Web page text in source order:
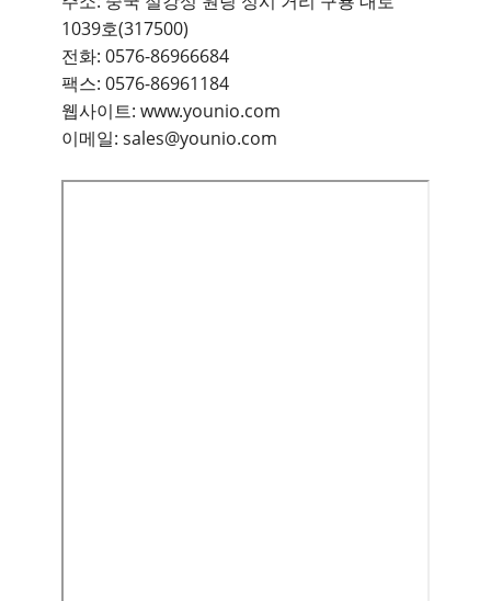
1039호(317500)
전화: 0576-86966684
팩스: 0576-86961184
웹사이트: www.younio.com
이메일: sales@younio.com